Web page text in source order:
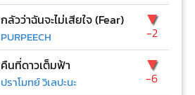
กลัวว่าฉันจะไม่เสียใจ (Fear)
PURPEECH
▼
-2
คืนที่ดาวเต็มฟ้า
ปราโมทย์ วิเลปะนะ
▼
-6